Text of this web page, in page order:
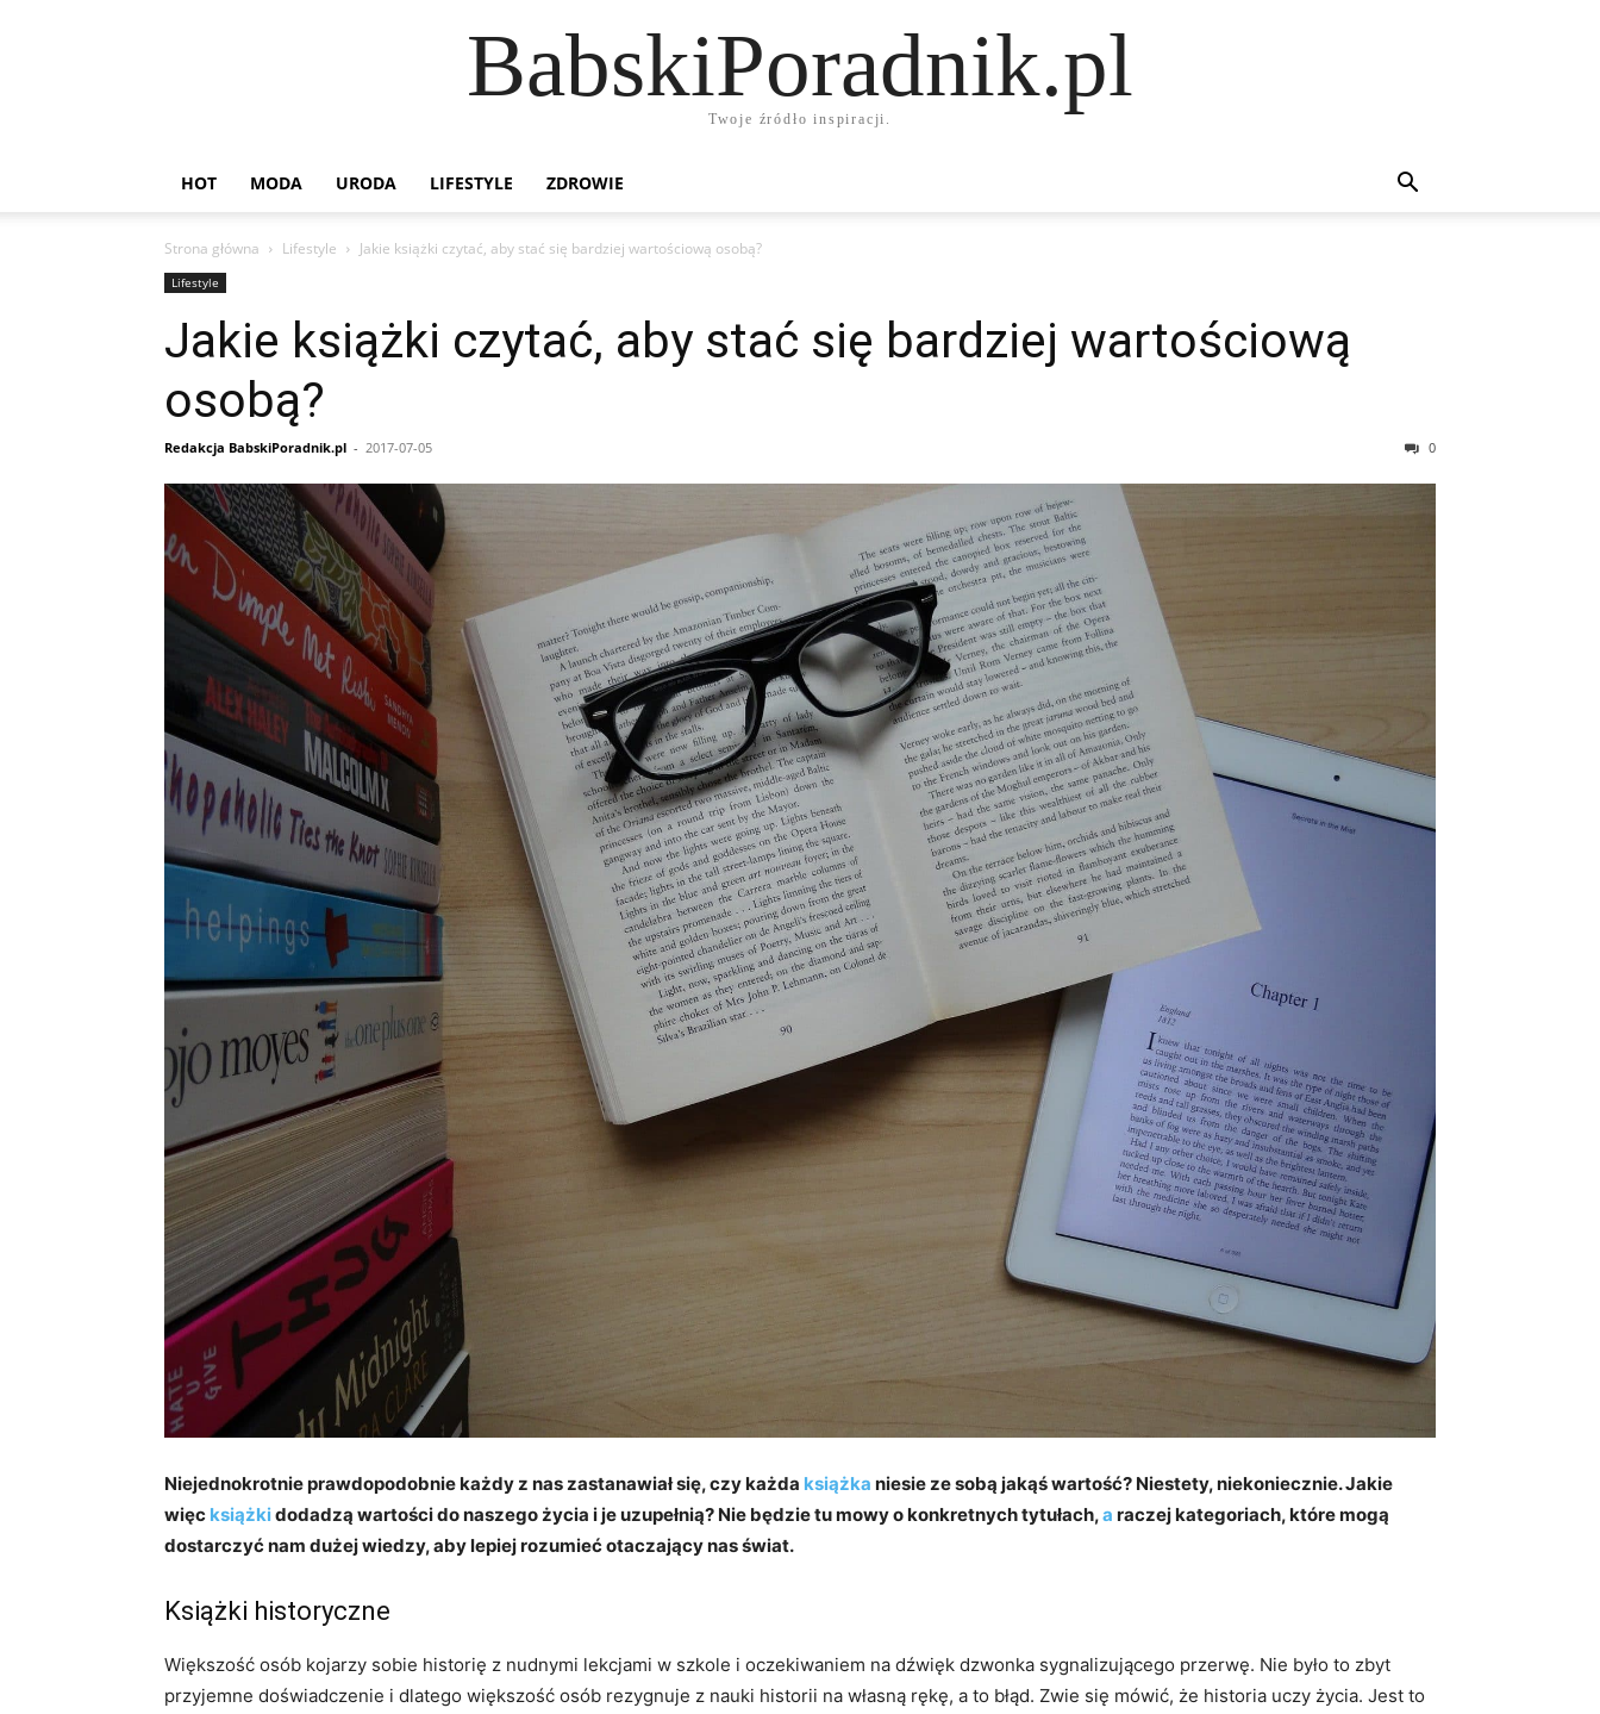
BabskiPoradnik.pl
Twoje źródło inspiracji.
HOT MODA URODA LIFESTYLE ZDROWIE
Strona główna Lifestyle Jakie książki czytać, aby stać się bardziej wartościową osobą?
Lifestyle
Jakie książki czytać, aby stać się bardziej wartościową
osobą?
Redakcja BabskiPoradnik.pl - 2017-07-05 0
Niejednokrotnie prawdopodobnie każdy z nas zastanawiał się, czy każda książka niesie ze sobą jakąś wartość? Niestety, niekoniecznie. Jakie
więc książkidodadzą wartości do naszego życia i je uzupełnią? Nie będzie tu mowy o konkretnych tytułach,a raczej kategoriach, które mogą
dostarczyć nam dużej wiedzy, aby lepiej rozumieć otaczający nas świat.
Książki historyczne
Większość osób kojarzy sobie historię z nudnymi lekcjami w szkole i oczekiwaniem na dźwięk dzwonka sygnalizującego przerwę. Nie było to zbyt
przyjemne doświadczenie i dlatego większość osób rezygnuje z nauki historii na własną rękę, a to błąd. Zwie się mówić, że historia uczy życia. Jest to